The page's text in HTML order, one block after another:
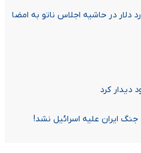
به ارزش ۵۰ میلیارد دلار در حاشیه اجلاس ناتو به امضا
دیدار کرد
ایران علیه اسرائیل نشد!